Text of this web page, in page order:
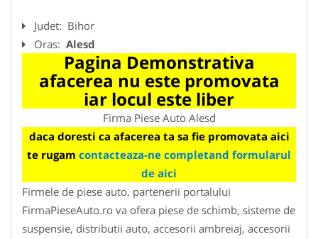
Judet: Bihor
Oras: Alesd
Pagina Demonstrativa
afacerea nu este promovata
iar locul este liber
Firma Piese Auto Alesd
daca doresti ca afacerea ta sa fie promovata aici
te rugam contacteaza-ne completand formularul
de aici
Firmele de piese auto, partenerii portalului
FirmaPieseAuto.ro va ofera piese de schimb, sisteme de
suspensie, distributii auto, accesorii ambreiaj, accesorii